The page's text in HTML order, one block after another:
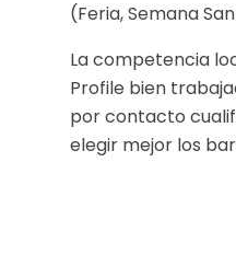
(Feria, Semana
La competencia
Profile bien
por contacto
elegir mejor los